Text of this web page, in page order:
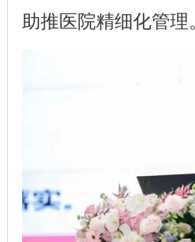
助推医院精细化管理。